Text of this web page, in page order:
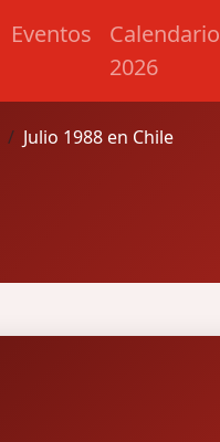
Eventos
Calendario
2026
Julio 1988 en Chile